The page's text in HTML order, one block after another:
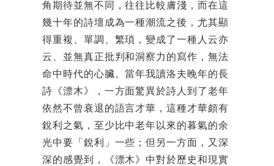
角期待並無不同，往往比較膚淺，而在這
幾十年的詩壇成為一種潮流之後，尤其顯
得重複、單調、繁瑣，變成了一種人云亦
云、並無真正批判和洞察力的寫作，無法
命中時代的心臟。當年我讀洛夫晚年的長
詩《漂木》，一方面驚異於詩人到了老年
依然不曾衰退的語言才華，這種才華頗有
銳利之氣，至少比中老年以來的暮氣的余
光中要「銳利」一些；但另一方面，又深
深的感覺到，《漂木》中對於歷史和現實